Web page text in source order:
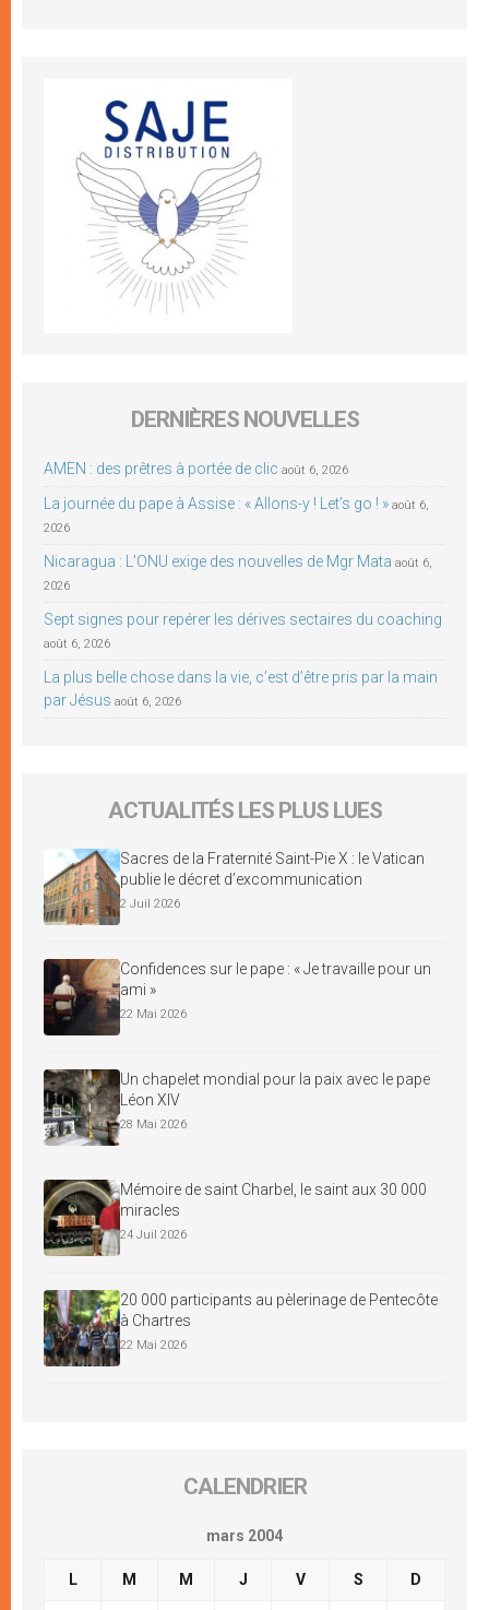
DERNIÈRES NOUVELLES
AMEN : des prêtres à portée de clic août 6, 2026
La journée du pape à Assise : « Allons-y ! Let’s go ! » août 6,
2026
Nicaragua : L’ONU exige des nouvelles de Mgr Mata août 6,
2026
Sept signes pour repérer les dérives sectaires du coaching
août 6, 2026
La plus belle chose dans la vie, c’est d’être pris par la main
par Jésus août 6, 2026
ACTUALITÉS LES PLUS LUES
Sacres de la Fraternité Saint-Pie X : le Vatican
publie le décret d’excommunication
2 Juil 2026
Confidences sur le pape : « Je travaille pour un
ami »
22 Mai 2026
Un chapelet mondial pour la paix avec le pape
Léon XIV
28 Mai 2026
Mémoire de saint Charbel, le saint aux 30 000
miracles
24 Juil 2026
20 000 participants au pèlerinage de Pentecôte
à Chartres
22 Mai 2026
CALENDRIER
mars 2004
L M M J V S D